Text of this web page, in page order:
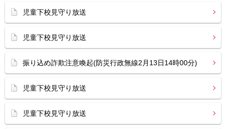
児童下校見守り放送
児童下校見守り放送
振り込め詐欺注意喚起(防災行政無線2月13日14時00分)
児童下校見守り放送
児童下校見守り放送